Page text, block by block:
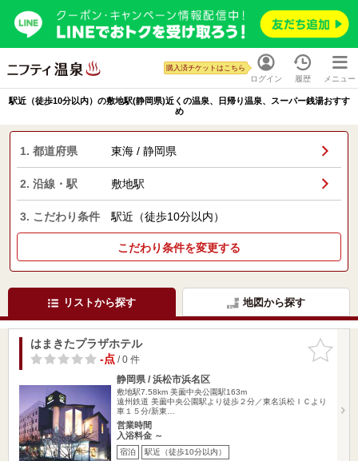
ログイン
購入済チケットはこちら
履歴 メニュー
駅近（徒歩10分以内）の敷地駅(静岡県)近くの温泉、日帰り温泉、スーパー銭湯おすす
め
1. 都道府県 東海 / 静岡県
2. 沿線・駅 敷地駅
3. こだわり条件 駅近（徒歩10分以内）
こだわり条件を変更する
リストから探す 地図から探す
お気に入
りに追加
はまきたプラザホテル
-点/ 0 件
静岡県 / 浜松市浜名区
敷地駅7.58km 美薗中央公園駅163m
遠州鉄道 美薗中央公園駅より徒歩２分／東名浜松ＩＣより
車１５分/新東…
営業時間
入浴料金 ～
宿泊 駅近（徒歩10分以内）